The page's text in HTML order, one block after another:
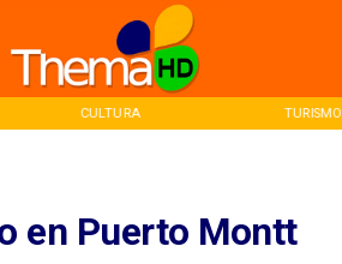
CULTURA TURISMO
en Puerto Montt